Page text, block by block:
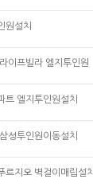
원설치
이프빌라 엘지투인원
트 엘지투인원설치
성투인원이동설치
르지오 벽걸이매립설치